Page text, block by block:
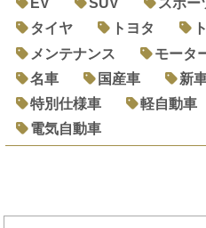
EV SUV スポー
タイヤ
トヨタ
メンテナンス
モータ
名車
国産車 新
特別仕様車
軽自動車
電気自動車